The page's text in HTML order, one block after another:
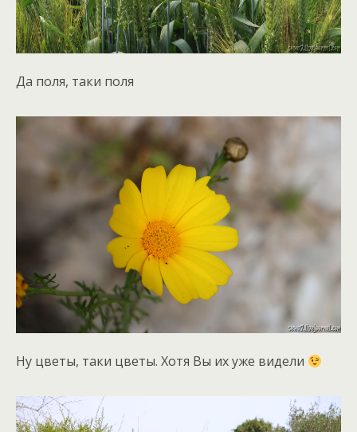
Да поля, таки поля
Ну цветы, таки цветы. Хотя Вы их уже видели